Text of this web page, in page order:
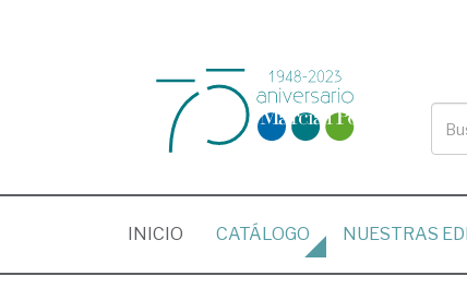
INICIO (CURRENT)
CATÁLOGO NUESTRAS